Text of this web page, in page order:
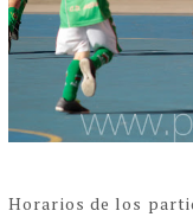
Horarios de los